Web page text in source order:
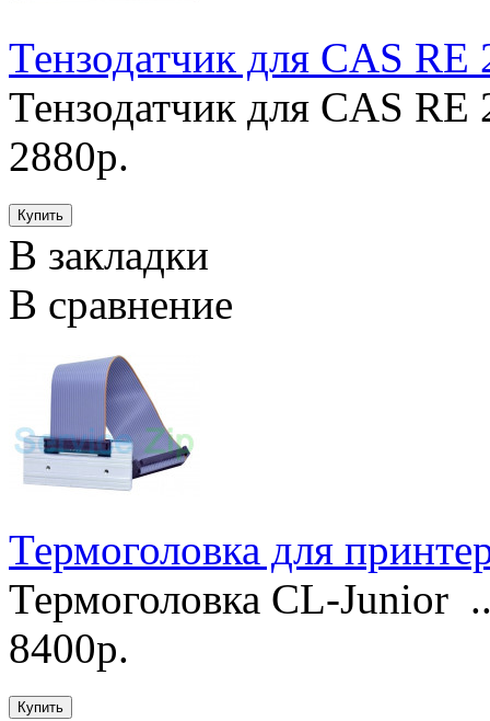
Тензодатчик для CAS RE
Тензодатчик для CAS RE
2880р.
В закладки
В сравнение
Термоголовка для
Термоголовка CL-Junior
8400р.